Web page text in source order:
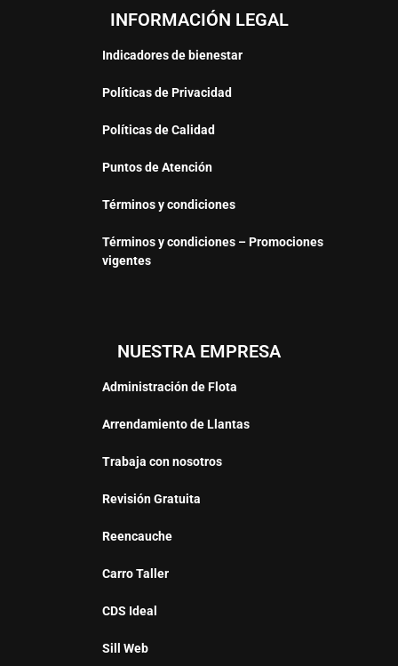
INFORMACIÓN LEGAL
Indicadores de bienestar
Políticas de Privacidad
Políticas de Calidad
Puntos de Atención
Términos y condiciones
Términos y condiciones – Promociones
vigentes
NUESTRA EMPRESA
Administración de Flota
Arrendamiento de Llantas
Trabaja con nosotros
Revisión Gratuita
Reencauche
Carro Taller
CDS Ideal
Sill Web